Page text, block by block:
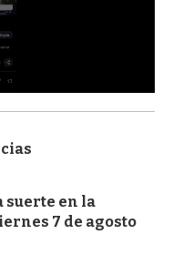
suerte en la
7 de agosto